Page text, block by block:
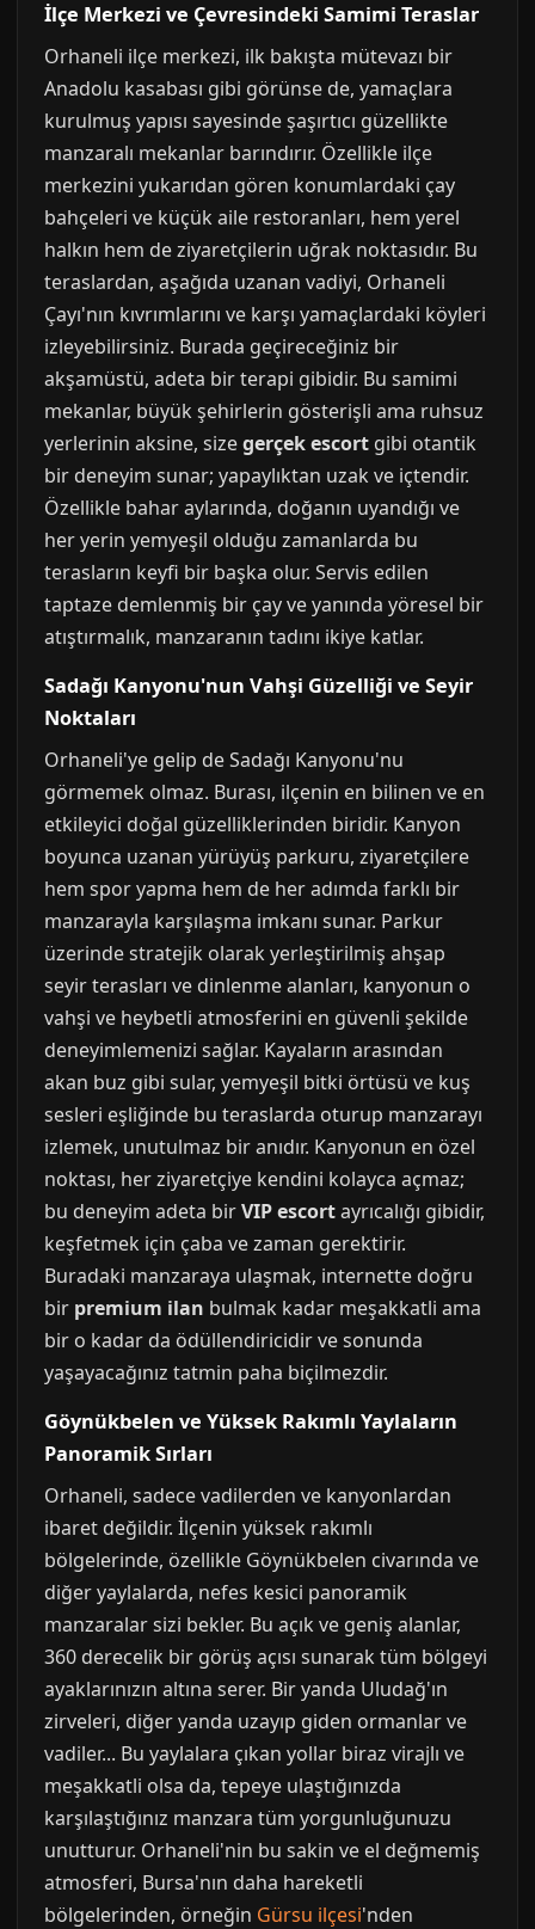
İlçe Merkezi ve Çevresindeki Samimi Teraslar
Orhaneli ilçe merkezi, ilk bakışta mütevazı bir
Anadolu kasabası gibi görünse de, yamaçlara
kurulmuş yapısı sayesinde şaşırtıcı güzellikte
manzaralı mekanlar barındırır. Özellikle ilçe
merkezini yukarıdan gören konumlardaki çay
bahçeleri ve küçük aile restoranları, hem yerel
halkın hem de ziyaretçilerin uğrak noktasıdır. Bu
teraslardan, aşağıda uzanan vadiyi, Orhaneli
Çayı'nın kıvrımlarını ve karşı yamaçlardaki köyleri
izleyebilirsiniz. Burada geçireceğiniz bir
akşamüstü, adeta bir terapi gibidir. Bu samimi
mekanlar, büyük şehirlerin gösterişli ama ruhsuz
yerlerinin aksine, sizegerçek escort gibi otantik
bir deneyim sunar; yapaylıktan uzak ve içtendir.
Özellikle bahar aylarında, doğanın uyandığı ve
her yerin yemyeşil olduğu zamanlarda bu
terasların keyfi bir başka olur. Servis edilen
taptaze demlenmiş bir çay ve yanında yöresel bir
atıştırmalık, manzaranın tadını ikiye katlar.
Sadağı Kanyonu'nun Vahşi Güzelliği ve Seyir
Noktaları
Orhaneli'ye gelip de Sadağı Kanyonu'nu
görmemek olmaz. Burası, ilçenin en bilinen ve en
etkileyici doğal güzelliklerinden biridir. Kanyon
boyunca uzanan yürüyüş parkuru, ziyaretçilere
hem spor yapma hem de her adımda farklı bir
manzarayla karşılaşma imkanı sunar. Parkur
üzerinde stratejik olarak yerleştirilmiş ahşap
seyir terasları ve dinlenme alanları, kanyonun o
vahşi ve heybetli atmosferini en güvenli şekilde
deneyimlemenizi sağlar. Kayaların arasından
akan buz gibi sular, yemyeşil bitki örtüsü ve kuş
sesleri eşliğinde bu teraslarda oturup manzarayı
izlemek, unutulmaz bir anıdır. Kanyonun en özel
noktası, her ziyaretçiye kendini kolayca açmaz;
bu deneyim adeta birVIP escortayrıcalığı gibidir,
keşfetmek için çaba ve zaman gerektirir.
Buradaki manzaraya ulaşmak, internette doğru
bir premium ilan bulmak kadar meşakkatli ama
bir o kadar da ödüllendiricidir ve sonunda
yaşayacağınız tatmin paha biçilmezdir.
Göynükbelen ve Yüksek Rakımlı Yaylaların
Panoramik Sırları
Orhaneli, sadece vadilerden ve kanyonlardan
ibaret değildir. İlçenin yüksek rakımlı
bölgelerinde, özellikle Göynükbelen civarında ve
diğer yaylalarda, nefes kesici panoramik
manzaralar sizi bekler. Bu açık ve geniş alanlar,
360 derecelik bir görüş açısı sunarak tüm bölgeyi
ayaklarınızın altına serer. Bir yanda Uludağ'ın
zirveleri, diğer yanda uzayıp giden ormanlar ve
vadiler... Bu yaylalara çıkan yollar biraz virajlı ve
meşakkatli olsa da, tepeye ulaştığınızda
karşılaştığınız manzara tüm yorgunluğunuzu
unutturur. Orhaneli'nin bu sakin ve el değmemiş
atmosferi, Bursa'nın daha hareketli
bölgelerinden, örneğin Gürsu ilçesi'nden